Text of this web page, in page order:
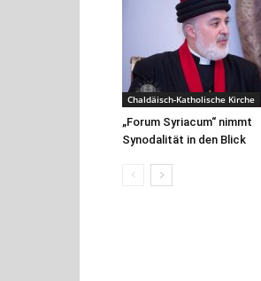
Chaldäisch-Katholische Kirche
„Forum Syriacum“ nimmt
Synodalität in den Blick